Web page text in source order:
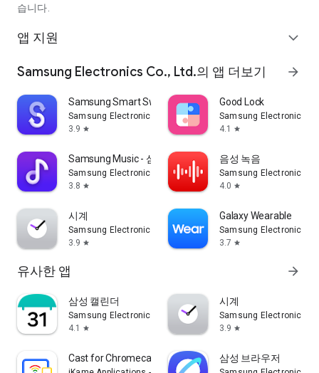
습니다.
앱 지원 expand_more
Samsung Electronics Co., Ltd.의 앱 더보기 arrow_forward
Samsung Smart Switch Mobile
Samsung Electronics Co., Ltd.
3.9 star
Good Lock
Samsung Electronics
4.1
star
Samsung Music - 삼성 뮤직
Samsung Electronics Co., Ltd.
3.8 star
음성 녹음
Samsung Electronics
4.0 star
시계
Samsung Electronics Co., Ltd.
3.9 star
Galaxy Wearable
Samsung Electronics
3.7 star
유사한 앱 arrow_forward
삼성 캘린더
Samsung Electronics Co., Ltd.
4.1
star
시계
Samsung Electronics
3.9 star
Cast for Chromecast & TV Cast 삼성 브라우저